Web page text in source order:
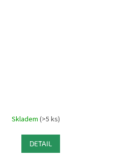
Skladem (>5 ks)
DETAIL